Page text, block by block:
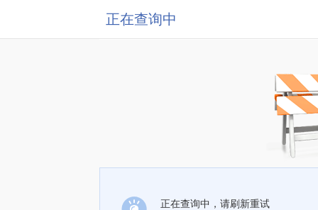
正在查询中
正在查询中，请刷新重试